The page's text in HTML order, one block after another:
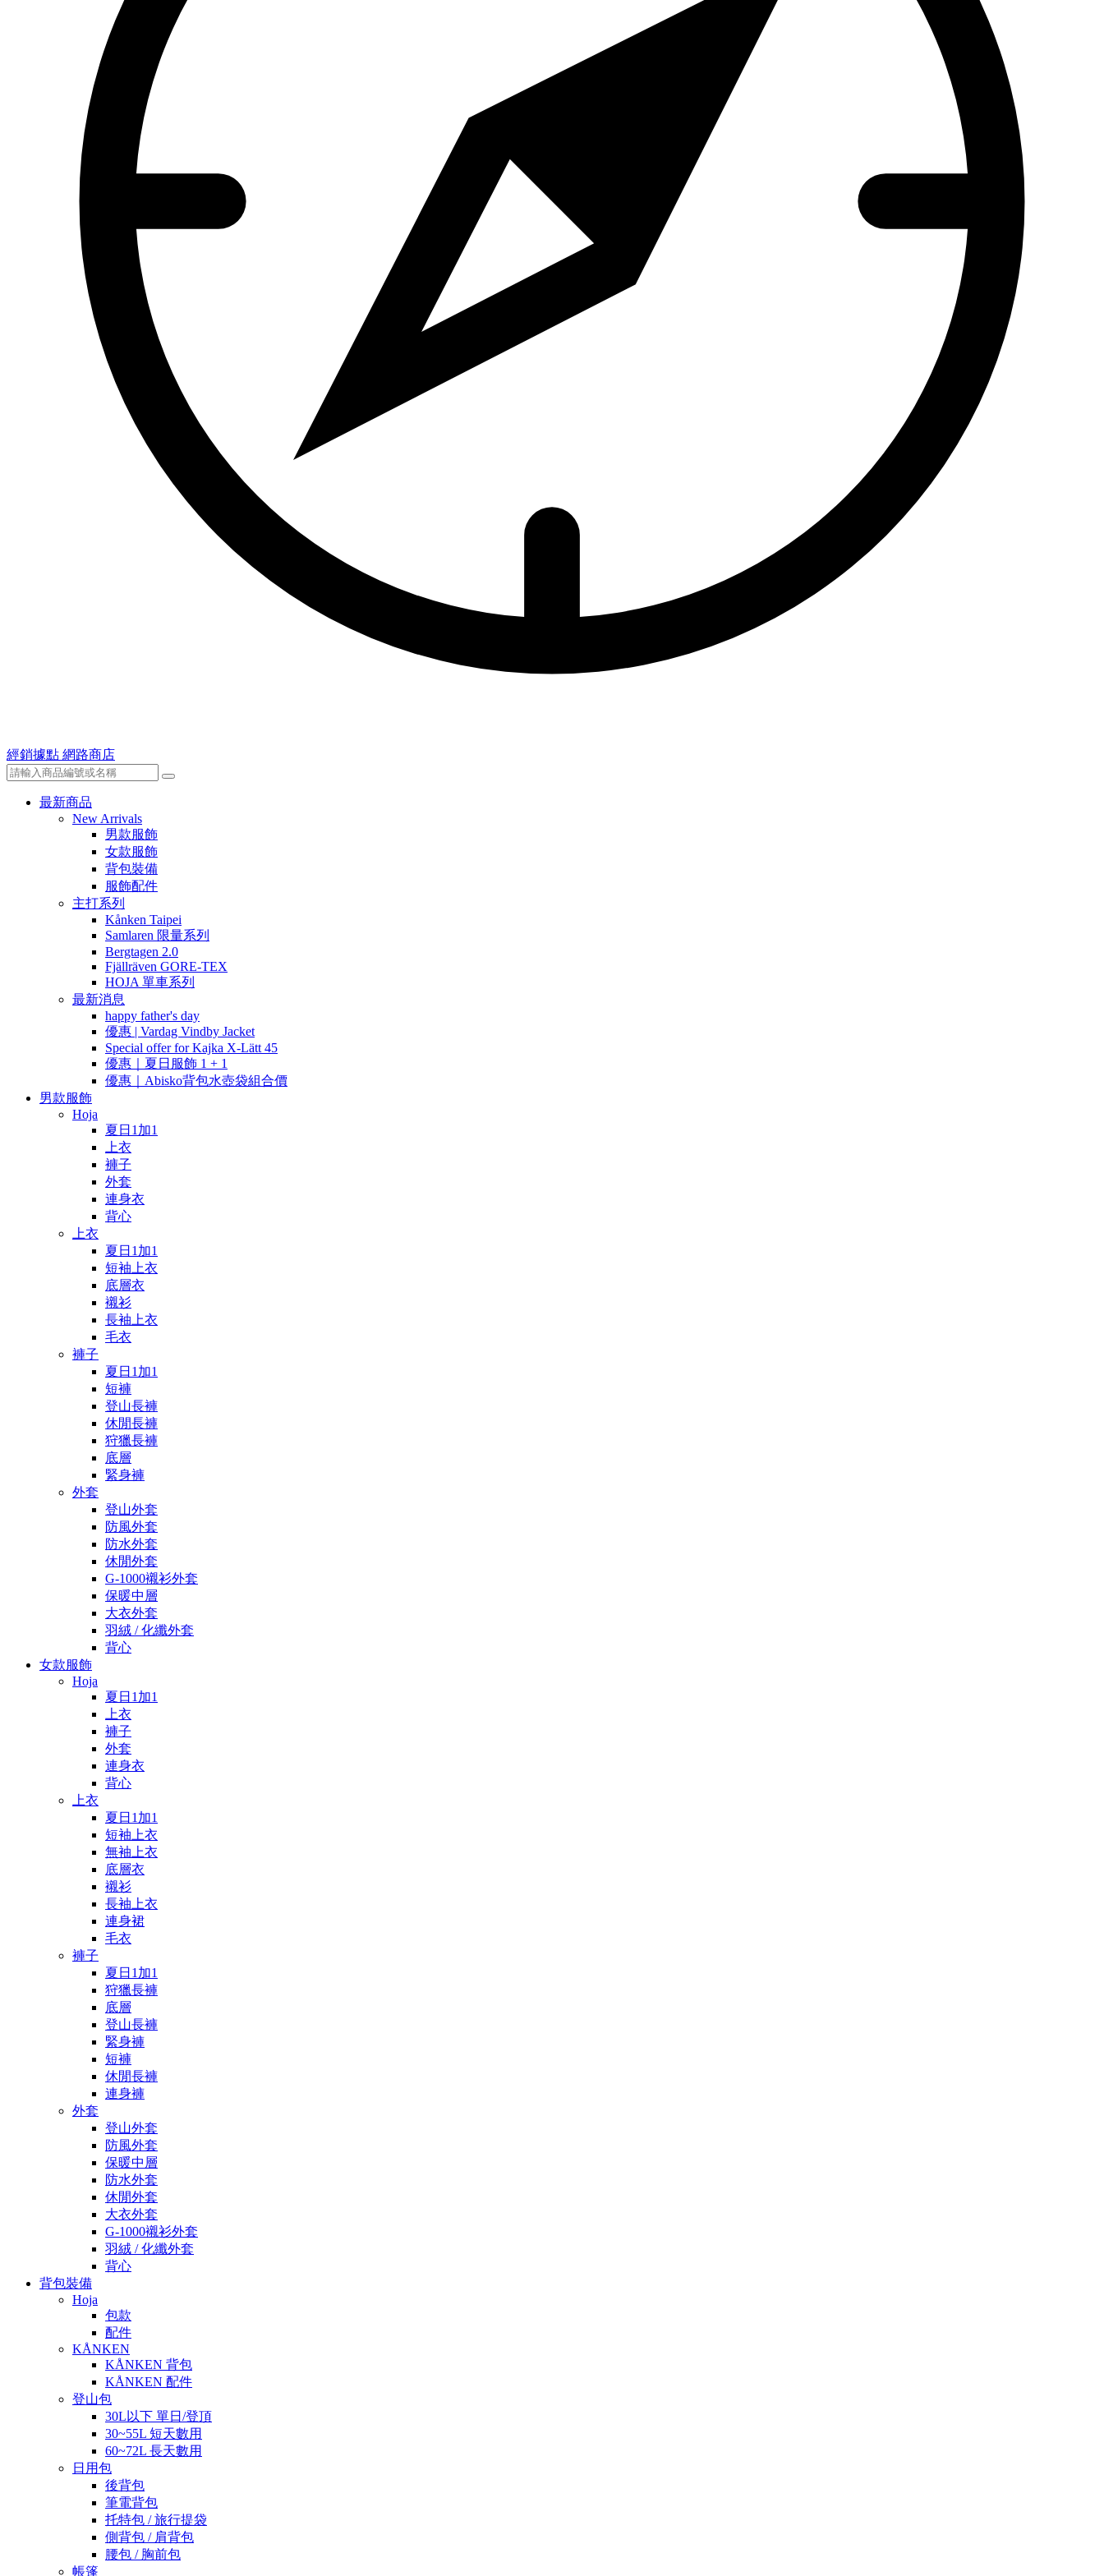
經銷據點 網路商店
最新商品
New Arrivals
男款服飾
女款服飾
背包裝備
服飾配件
主打系列
Kånken Taipei
Samlaren 限量系列
Bergtagen 2.0
Fjällräven GORE-TEX
HOJA 單車系列
最新消息
happy father's day
優惠 | Vardag Vindby Jacket
Special offer for Kajka X-Lätt 45
優惠｜夏日服飾 1 + 1
優惠｜Abisko背包水壺袋組合價
男款服飾
Hoja
夏日1加1
上衣
褲子
外套
連身衣
背心
上衣
夏日1加1
短袖上衣
底層衣
襯衫
長袖上衣
毛衣
褲子
夏日1加1
短褲
登山長褲
休閒長褲
狩獵長褲
底層
緊身褲
外套
登山外套
防風外套
防水外套
休閒外套
G-1000襯衫外套
保暖中層
大衣外套
羽絨 / 化纖外套
背心
女款服飾
Hoja
夏日1加1
上衣
褲子
外套
連身衣
背心
上衣
夏日1加1
短袖上衣
無袖上衣
底層衣
襯衫
長袖上衣
連身裙
毛衣
褲子
夏日1加1
狩獵長褲
底層
登山長褲
緊身褲
短褲
休閒長褲
連身褲
外套
登山外套
防風外套
保暖中層
防水外套
休閒外套
大衣外套
G-1000襯衫外套
羽絨 / 化纖外套
背心
背包裝備
Hoja
包款
配件
KÅNKEN
KÅNKEN 背包
KÅNKEN 配件
登山包
30L以下 單日/登頂
30~55L 短天數用
60~72L 長天數用
日用包
後背包
筆電背包
托特包 / 旅行提袋
側背包 / 肩背包
腰包 / 胸前包
帳篷